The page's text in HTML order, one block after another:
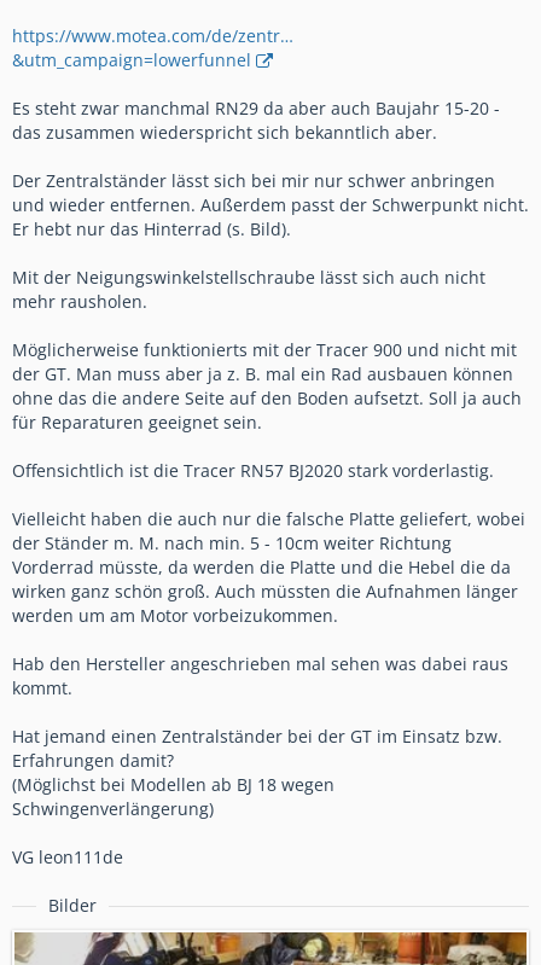
https://www.motea.com/de/zentr…
&utm_campaign=lowerfunnel
Es steht zwar manchmal RN29 da aber auch Baujahr 15-20 -
das zusammen wiederspricht sich bekanntlich aber.
Der Zentralständer lässt sich bei mir nur schwer anbringen
und wieder entfernen. Außerdem passt der Schwerpunkt nicht.
Er hebt nur das Hinterrad (s. Bild).
Mit der Neigungswinkelstellschraube lässt sich auch nicht
mehr rausholen.
Möglicherweise funktionierts mit der Tracer 900 und nicht mit
der GT. Man muss aber ja z. B. mal ein Rad ausbauen können
ohne das die andere Seite auf den Boden aufsetzt. Soll ja auch
für Reparaturen geeignet sein.
Offensichtlich ist die Tracer RN57 BJ2020 stark vorderlastig.
Vielleicht haben die auch nur die falsche Platte geliefert, wobei
der Ständer m. M. nach min. 5 - 10cm weiter Richtung
Vorderrad müsste, da werden die Platte und die Hebel die da
wirken ganz schön groß. Auch müssten die Aufnahmen länger
werden um am Motor vorbeizukommen.
Hab den Hersteller angeschrieben mal sehen was dabei raus
kommt.
Hat jemand einen Zentralständer bei der GT im Einsatz bzw.
Erfahrungen damit?
(Möglichst bei Modellen ab BJ 18 wegen
Schwingenverlängerung)
VG leon111de
Bilder